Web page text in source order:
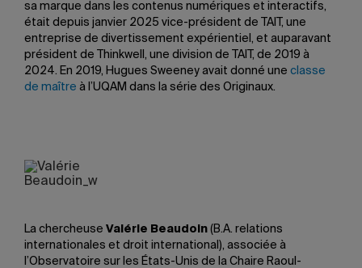
sa marque dans les contenus numériques et interactifs,
était depuis janvier 2025 vice-président de TAIT, une
entreprise de divertissement expérientiel, et auparavant
président de Thinkwell, une division de TAIT, de 2019 à
2024. En 2019, Hugues Sweeney avait donné une classe
de maître à l’UQAM dans la série des Originaux.
La chercheuse Valérie Beaudoin (B.A. relations
internationales et droit international), associée à
l’Observatoire sur les États-Unis de la Chaire Raoul-